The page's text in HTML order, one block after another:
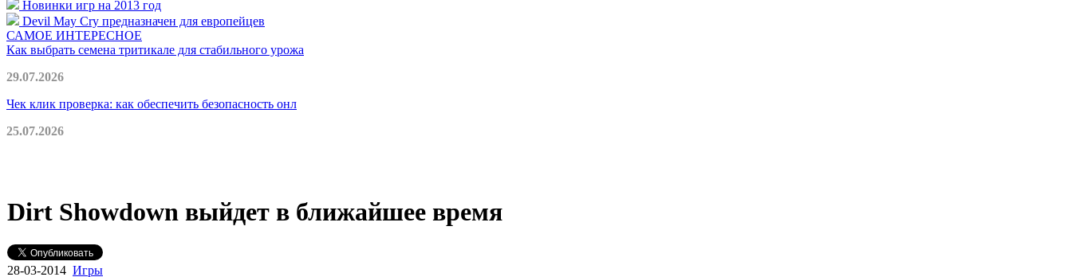
Новинки игр на 2013 год
Devil May Cry предназначен для европейцев
САМОЕ ИНТЕРЕСНОЕ
Как выбрать семена тритикале для стабильного урожа
29.07.2026
Чек клик проверка: как обеспечить безопасность онл
25.07.2026
Dirt Showdown выйдет в ближайшее время
28-03-2014 Игры